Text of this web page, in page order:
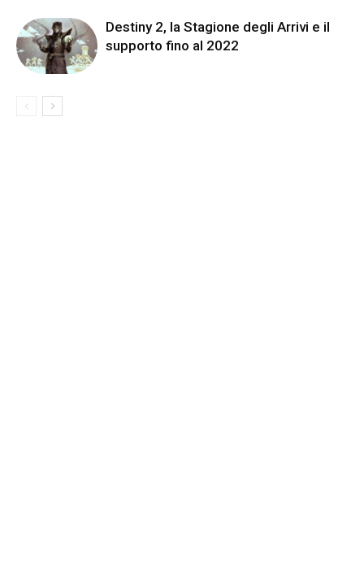
Destiny 2, la Stagione degli Arrivi e il
supporto fino al 2022